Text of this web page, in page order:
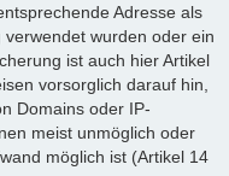
Adresse als
wurden oder ein
ist auch hier Artikel
vorsorglich darauf hin,
Domains oder IP-
meist unmöglich oder
möglich ist (Artikel 14